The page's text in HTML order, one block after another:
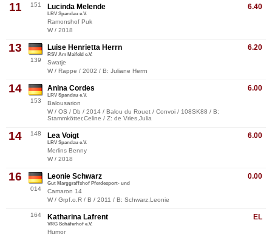
11 151 6.40
Lucinda Melende
LRV Spandau e.V.
Ramonshof Puk
W / 2018
13
139
6.20
Luise Henrietta Herrn
RSV Am Maifeld e.V.
Swatje
W / Rappe / 2002 / B: Juliane Herrn
14
153
6.00
Anina Cordes
LRV Spandau e.V.
Balousarion
W / OS / Db / 2014 / Balou du Rouet / Convoi / 108SK88 / B:
Stammkötter,Celine / Z: de Vries,Julia
14 148 6.00
Lea Voigt
LRV Spandau e.V.
Merlins Benny
W / 2018
16
014
0.00
Leonie Schwarz
Gut Marggraffshof Pferdesport- und
Camaron 14
W / Grpf.o.R / B / 2011 / B: Schwarz,Leonie
164 EL
Katharina Lafrent
VRG Schäferhof e.V.
Humor